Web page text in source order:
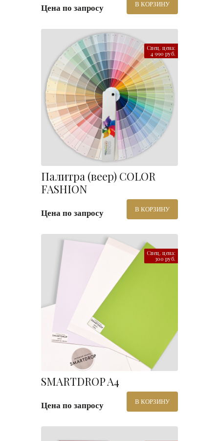
Цена по запросу В КОРЗИНУ
Спец. цена:
4 990 руб.
Палитра (веер) COLOR
FASHION
Цена по запросу В КОРЗИНУ
Спец. цена:
300 руб.
SMARTDROP A4
Цена по запросу В КОРЗИНУ